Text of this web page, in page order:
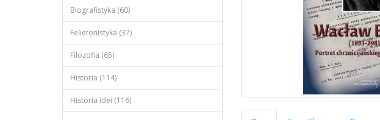
Biografistyka (60)
Felietonistyka (37)
Filozofia (65)
Historia (114)
Historia idei (116)